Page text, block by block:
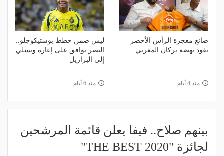
صانع معجزة الرأس الأخضر
يقود نهضة بركان المغربي
منذ 4 أيام
ليس ضمن خطط بوستيكوجلو..
النصر يوافق على إعارة ويسلي
إلى البرازيل
منذ 6 أيام
بينهم صلاح.. فيفا يعلن قائمة المرشحين
لجائزة "THE BEST 2020"